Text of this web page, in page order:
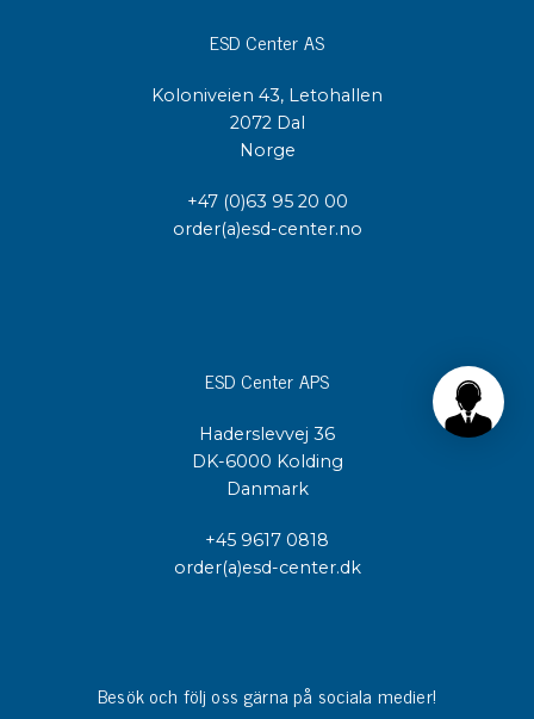
ESD Center AS
Koloniveien 43, Letohallen
2072 Dal
Norge
+47 (0)63 95 20 00
order(a)esd-center.no
ESD Center APS
Haderslevvej 36
DK-6000 Kolding
Danmark
+45 9617 0818
order(a)esd-center.dk
Besök och följ oss gärna på sociala medier!